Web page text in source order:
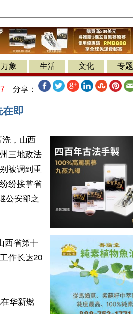
万象 生活 文化 专题
分享：
在即
洗，山西
三地政法
被调到重
纷接掌省
公安部之
西省第十
作长达20
华新燃